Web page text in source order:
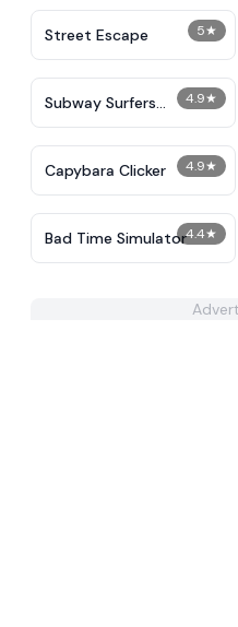
5★
Street Escape
4.9★
Subway Surfers
Unblocked
4.9★
Capybara Clicker
4.4★
Bad Time Simulator